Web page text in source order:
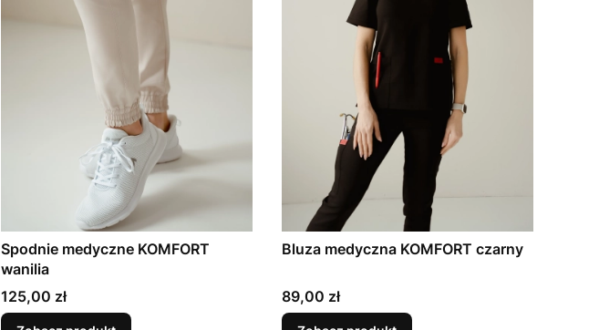
Spodnie medyczne KOMFORT
wanilia
Cena
125,00 zł
Bluza medyczna KOMFORT czarny
Cena
89,00 zł